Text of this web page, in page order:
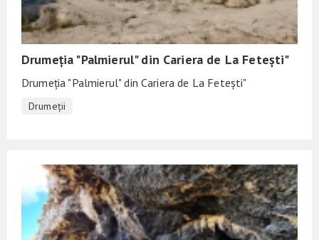
Drumeția "Palmierul" din Cariera de La Fetești"
Drumeția "Palmierul" din Cariera de La Fetești"
Drumeții